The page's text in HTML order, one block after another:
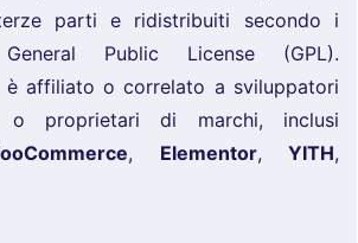
parti e ridistribuiti secondo i
Public License (GPL).
è affiliato o correlato a sviluppatori
proprietari di marchi, inclusi
, Elementor,YITH,